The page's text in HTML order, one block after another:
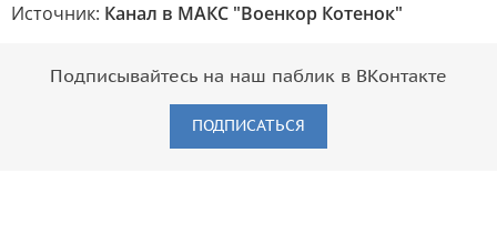
Источник: Канал в МАКС "Военкор Котенок"
Подписывайтесь на наш паблик в ВКонтакте
ПОДПИСАТЬСЯ